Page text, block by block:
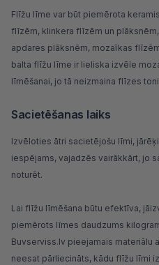
Flīžu līme var būt piemērota
flīzēm, klinkera flīzēm un
apdares plāksnēm, mozaīkas
balta flīžu līme ir lieliska izvēle
līmēšanai, jo tā neizmaina flīzes
Sacietēšanas laiks
Izvēloties ātri sacietējošu līmi,
iespējams, vajadzēs vairākkārt, jo
noturēt.
Lai flīžu līmēšana būtu efektīva,
piemērots līmes daudzums
Buvserviss.lv pieejamais materiālu
neesat pārliecināts, kādu flīžu līmi